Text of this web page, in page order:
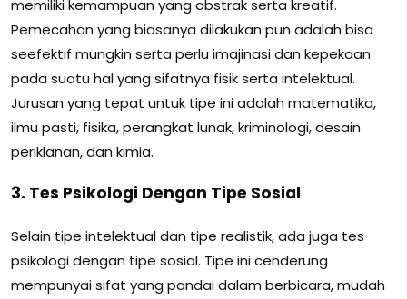
memiliki kemampuan yang abstrak serta kreatif.
Pemecahan yang biasanya dilakukan pun adalah bisa
seefektif mungkin serta perlu imajinasi dan kepekaan
pada suatu hal yang sifatnya fisik serta intelektual.
Jurusan yang tepat untuk tipe ini adalah matematika,
ilmu pasti, fisika, perangkat lunak, kriminologi, desain
periklanan, dan kimia.
3. Tes Psikologi Dengan Tipe Sosial
Selain tipe intelektual dan tipe realistik, ada juga tes
psikologi dengan tipe sosial. Tipe ini cenderung
mempunyai sifat yang pandai dalam berbicara, mudah